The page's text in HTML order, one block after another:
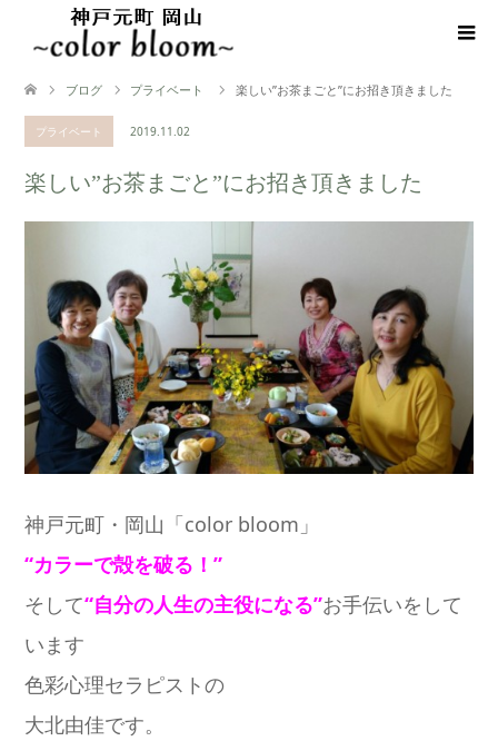
ブログ プライベート 楽しい”お茶まごと”にお招き頂きました
プライベート 2019.11.02
楽しい”お茶まごと”にお招き頂きました
神戸元町・岡山「color bloom」
“カラーで殻を破る！”
そして“自分の人生の主役になる”お手伝いをして
います
色彩心理セラピストの
大北由佳です。